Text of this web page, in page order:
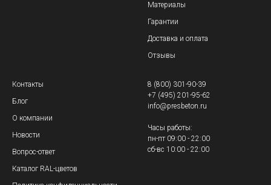
Материалы
Гарантии
Доставка и оплата
Отзывы
Контакты
Блог
О компании
Новости
Вопрос-ответ
Каталог RAL-цветов
8 (800) 301-90-39
+7 (495) 201-95-62
info@presbeton.ru
Часы работы:
пн-пт 09:00 - 22:00
сб-вс 10:00 - 22:00